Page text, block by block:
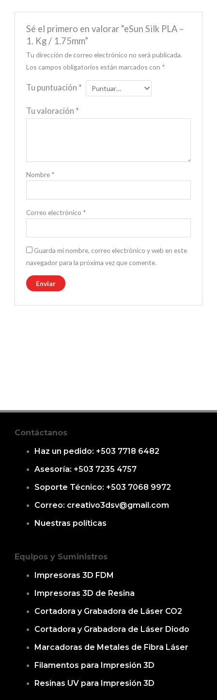
Sé el primero en valorar “eSun Silk PLA –
1. Kg / 1.75mm”
Tu dirección de correo electrónico no será publicada.
Los campos obligatorios están marcados con *
Tu puntuación *
Tu valoración *
Nombre *
Correo electrónico *
Guarda mi nombre, correo electrónico y web en este
navegador para la próxima vez que comente.
Contáctanos
Haz un pedido: +503 7718 6482
Asesoría: +503 7235 4757
Soporte Técnico: +503 7068 9972
Correo: creativo3dsv@gmail.com
Nuestras políticas
Equipos y Suministros
Impresoras 3D FDM
Impresoras 3D de Resina
Cortadora y Grabadora de Láser CO2
Cortadora y Grabadora de Láser Diodo
Marcadoras de Metales de Fibra Láser
Filamentos para Impresión 3D
Resinas UV para Impresión 3D